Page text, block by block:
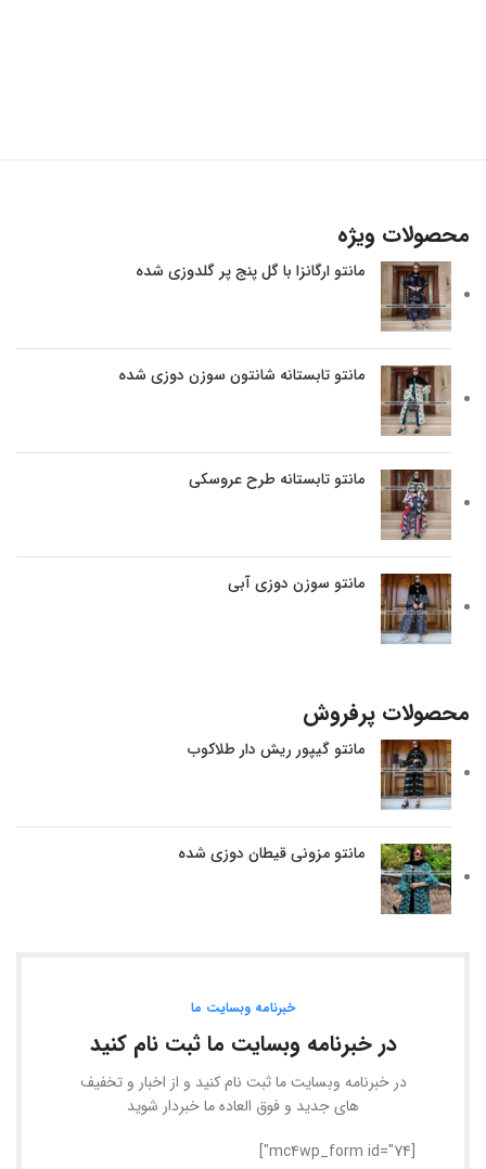
محصولات ویژه
مانتو ارگانزا با گل پنج پر گلدوزی شده
مانتو تابستانه شانتون سوزن دوزی شده
مانتو تابستانه طرح عروسکی
مانتو سوزن دوزی آبی
محصولات پرفروش
مانتو گیپور ریش دار طلاکوب
مانتو مزونی قیطان دوزی شده
خبرنامه وبسایت ما
در خبرنامه وبسایت ما ثبت نام کنید
در خبرنامه وبسایت ما ثبت نام کنید و از اخبار و تخفیف
های جدید و فوق العاده ما خبردار شوید
[mc4wp_form id="74"]